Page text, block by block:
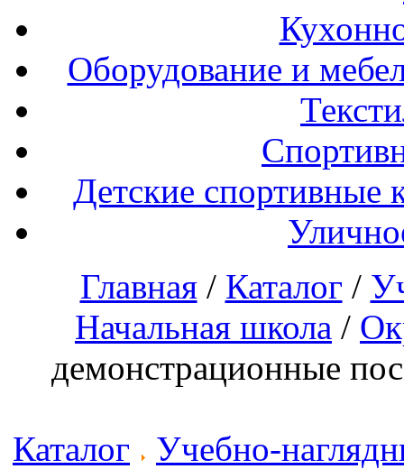
Оборудование и
Детские спортивные
Главная/ Каталог /
Начальная школа /
демонстрационные
Каталог
Учебно-